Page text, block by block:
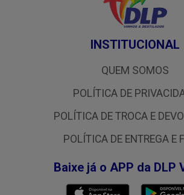
INSTITUCIONAL
QUEM SOMOS
POLÍTICA DE
POLÍTICA DE TROCA E
POLÍTICA DE ENTREGA E
Baixe já o APP da DLP